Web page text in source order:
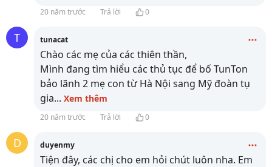
20 năm trước Trả lời 0
T tunacat
Chào các mẹ của các thiên thần,
Mình đang tìm hiểu các thủ tục để bố TunTon
bảo lãnh 2 mẹ con từ Hà Nội sang Mỹ đoàn tụ
gia... Xem thêm
20 năm trước Trả lời 0
D duyenmy
Tiện đây, các chị cho em hỏi chút luôn nha. Em